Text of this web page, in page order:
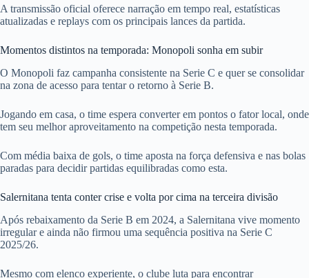
A transmissão oficial oferece narração em tempo real, estatísticas
atualizadas e replays com os principais lances da partida.
Momentos distintos na temporada: Monopoli sonha em subir
O Monopoli faz campanha consistente na Serie C e quer se consolidar
na zona de acesso para tentar o retorno à Serie B.
Jogando em casa, o time espera converter em pontos o fator local, onde
tem seu melhor aproveitamento na competição nesta temporada.
Com média baixa de gols, o time aposta na força defensiva e nas bolas
paradas para decidir partidas equilibradas como esta.
Salernitana tenta conter crise e volta por cima na terceira divisão
Após rebaixamento da Serie B em 2024, a Salernitana vive momento
irregular e ainda não firmou uma sequência positiva na Serie C
2025/26.
Mesmo com elenco experiente, o clube luta para encontrar